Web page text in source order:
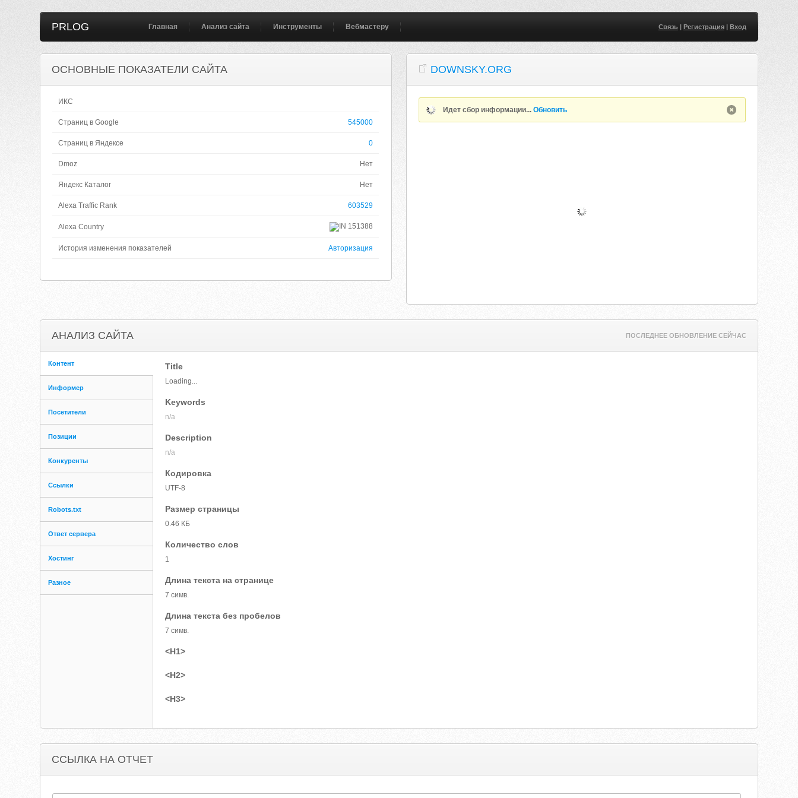
PRLOG Главная Анализ сайта Инструменты Вебмастеру Связь| Регистрация| Вход
ОСНОВНЫЕ ПОКАЗАТЕЛИ САЙТА
ИКС
Страниц в Google 545000
Страниц в Яндексе 0
Dmoz Нет
Яндекс Каталог Нет
Alexa Traffic Rank 603529
Alexa Country 151388
История изменения показателей Авторизация
DOWNSKY.ORG
Идет сбор информации...Обновить
АНАЛИЗ САЙТА ПОСЛЕДНЕЕ ОБНОВЛЕНИЕ СЕЙЧАС
Контент
Информер
Посетители
Позиции
Конкуренты
Ссылки
Robots.txt
Ответ сервера
Хостинг
Разное
Title
Loading...
Keywords
n/a
Description
n/a
Кодировка
UTF-8
Размер страницы
0.46 КБ
Количество слов
1
Длина текста на странице
7 симв.
Длина текста без пробелов
7 симв.
<H1>
<H2>
<H3>
ССЫЛКА НА ОТЧЕТ